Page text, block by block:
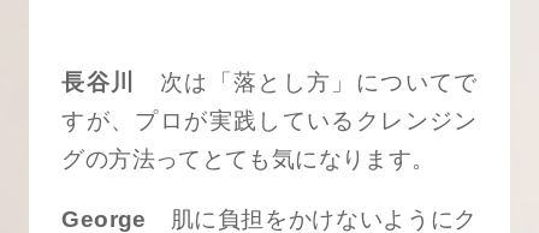
長谷川
次は「落とし方」についてで
すが、プロが実践しているクレンジン
グの方法ってとても気になります。
George 肌に負担をかけないようにク